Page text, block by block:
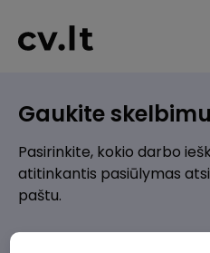
Gaukite
Pasirinkite, kokio darbo
atitinkantis pasiūlymas
paštu.